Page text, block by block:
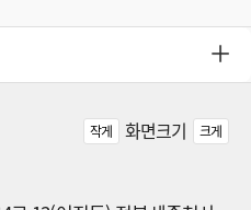
작게 화면크기 크게